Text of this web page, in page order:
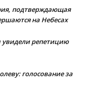
подтверждающая
на Небесах
увидели репетицию
голосование за